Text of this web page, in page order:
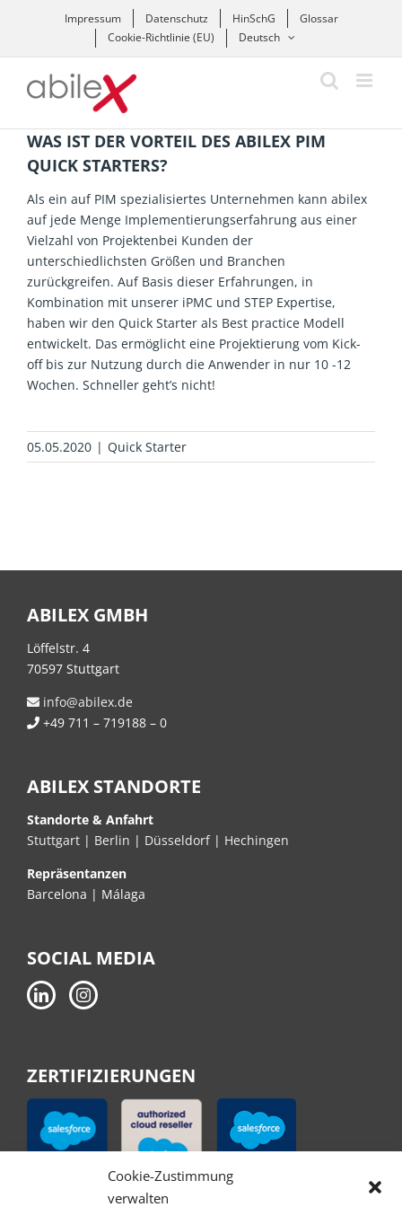
Cookie-Zustimmung
verwalten
Impressum Datenschutz HinSchG
Glossar
Cookie-Richtlinie (EU)
Deutsch
WAS IST DER VORTEIL DES ABILEX PIM
QUICK STARTERS?
Als ein auf PIM spezialisiertes Unternehmen kann abilex
auf jede Menge Implementierungserfahrung aus einer
Vielzahl von Projektenbei Kunden der
unterschiedlichsten Größen und Branchen
zurückgreifen. Auf Basis dieser Erfahrungen, in
Kombination mit unserer iPMC und STEP Expertise,
haben wir den Quick Starter als Best practice Modell
entwickelt. Das ermöglicht eine Projektierung vom Kick-
off bis zur Nutzung durch die Anwender in nur 10 -12
Wochen. Schneller geht’s nicht!
05.05.2020 | Quick Starter
ABILEX GMBH
Löffelstr. 4
70597 Stuttgart
info@abilex.de
+49 711 – 719188 – 0
ABILEX STANDORTE
Standorte & Anfahrt
Stuttgart | Berlin | Düsseldorf | Hechingen
Repräsentanzen
Barcelona | Málaga
SOCIAL MEDIA
ZERTIFIZIERUNGEN